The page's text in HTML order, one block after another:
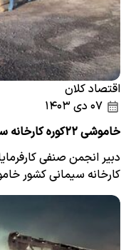
اقتصاد کلان
خاموشی ۲۲کوره کارخانه سیمان/ صادرات متوقف شد
کارخانه سیمانی کشور